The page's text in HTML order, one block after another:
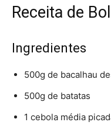
Receita de
Ingredientes
500g de bacalhau
500g de batatas
1 cebola média